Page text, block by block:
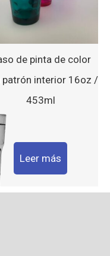
de pinta de color
patrón interior 16oz /
453ml
Leer más